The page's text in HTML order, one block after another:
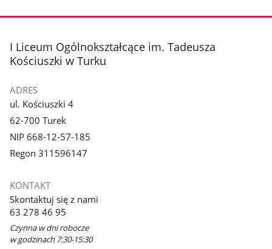
galerii.
galerii.
stopka
I Liceum Ogólnokształcące im. Tadeusza
Kościuszki w Turku
ADRES
ul. Kościuszki 4
62-700 Turek
NIP 668-12-57-185
Regon 311596147
KONTAKT
Skontaktuj się z nami
63 278 46 95
Czynna w dni robocze
w godzinach 7:30-15:30